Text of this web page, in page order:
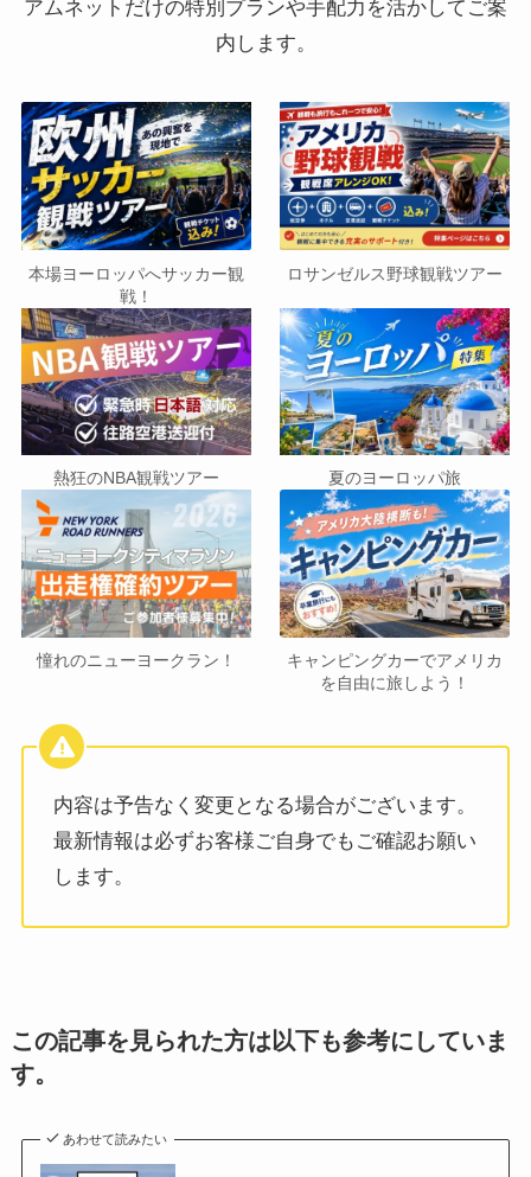
アムネットだけの特別プランや手配力を活かしてご案
内します。
本場ヨーロッパへサッカー観
戦！
ロサンゼルス野球観戦ツアー
熱狂のNBA観戦ツアー 夏のヨーロッパ旅
憧れのニューヨークラン！
キャンピングカーでアメリカ
を自由に旅しよう！
内容は予告なく変更となる場合がございます。
最新情報は必ずお客様ご自身でもご確認お願い
します。
この記事を見られた方は以下も参考にしていま
す。
あわせて読みたい